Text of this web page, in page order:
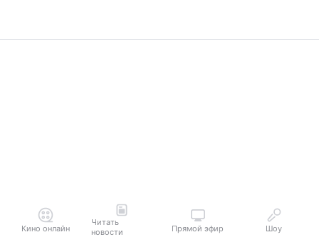
Кино онлайн
Читать
новости
Прямой эфир Шоу